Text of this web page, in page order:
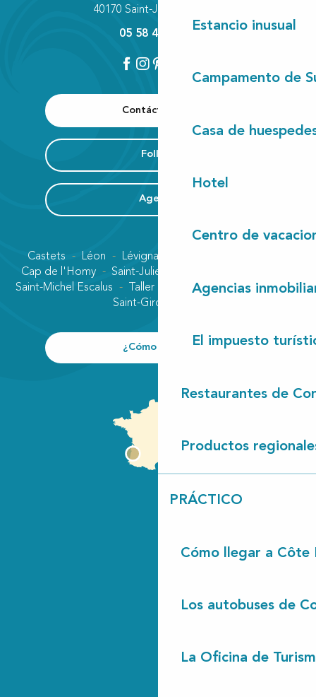
Estancio inusual
Campamento de
Casa de
Hotel
Centro de
Agencias
El impuesto
Restaurantes de
Productos
PRÁCTICO
Cómo llegar a Côte
Los autobuses de
La Oficina de
Contáctenos
Folleto
Agenda
40170 Saint-Julien-en-Born
05 58 42 89 80
Castets Léon Lévignacq
Cap de l'Homy
Saint-Julien-en-Born
Saint-Michel Escalus
Taller
Vielle-Saint-Girons
Saint-Girons plage
¿Cómo llegar?